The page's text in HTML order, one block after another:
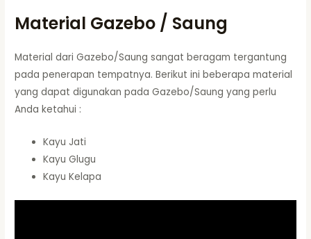
Material Gazebo / Saung
Material dari Gazebo/Saung sangat beragam tergantung
pada penerapan tempatnya. Berikut ini beberapa material
yang dapat digunakan pada Gazebo/Saung yang perlu
Anda ketahui :
Kayu Jati
Kayu Glugu
Kayu Kelapa